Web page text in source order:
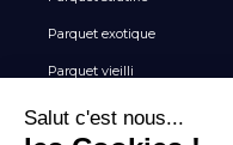
Parquet exotique
Parquet vieilli
Revêtement de sol vinyle